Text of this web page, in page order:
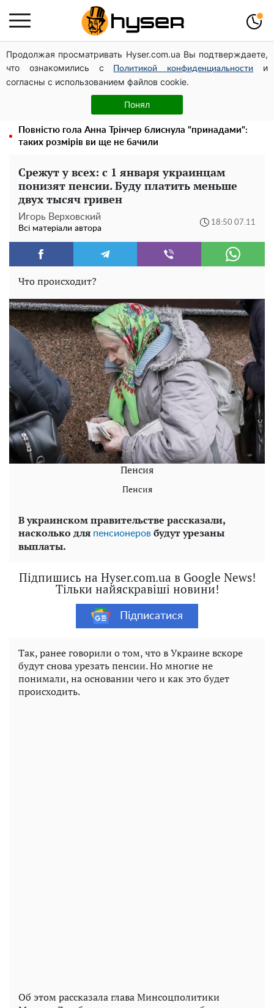
Продолжая просматривать Hyser.com.ua Вы подтверждаете,
что ознакомились с
Политикой конфиденциальности
и
согласны с использованием файлов cookie.
Понял
Дрони із націнкою: Олександр Конотопський вивів
мільйони оборонного бюджету через фіктивну фірму в
Естонії
Олена Тополя злив відео – це далеко не все: фронтмен
"Антитіла" Тарас Тополя став наступним
Повністю гола Анна Трінчер блиснула "принадами":
таких розмірів ви ще не бачили
Срежут у всех: с 1 января украинцам
понизят пенсии. Буду платить меньше
двух тысяч гривен
Игорь Верховский
Всі матеріали автора
18:50 07.11
Что происходит?
Пенсия
Пенсия
В украинском правительстве рассказали,
насколько для пенсионеров будут урезаны
выплаты.
Підпишись на Hyser.com.ua в Google News!
Тільки найяскравіші новини!
Підписатися
Так, ранее говорили о том, что в Украине вскоре
будут снова урезать пенсии. Но многие не
понимали, на основании чего и как это будет
происходить.
Об этом рассказала глава Минсоцполитики